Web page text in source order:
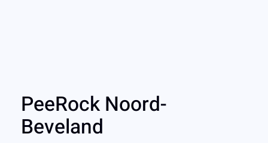
PeeRock Noord-
Beveland